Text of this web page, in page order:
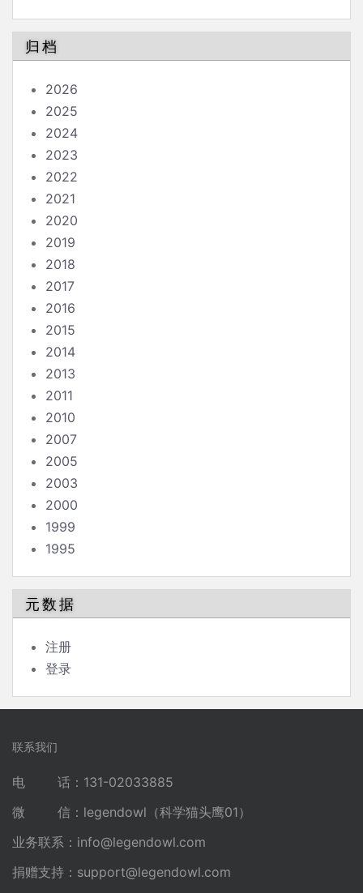
归档
2026
2025
2024
2023
2022
2021
2020
2019
2018
2017
2016
2015
2014
2013
2011
2010
2007
2005
2003
2000
1999
1995
元数据
注册
登录
联系我们
电 话：131-02033885
微 信：legendowl（科学猫头鹰01）
业务联系： info@legendowl.com
捐赠支持： support@legendowl.com